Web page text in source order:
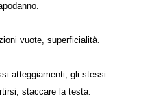
vuote, superficialità.
atteggiamenti, gli stessi
staccare la testa.